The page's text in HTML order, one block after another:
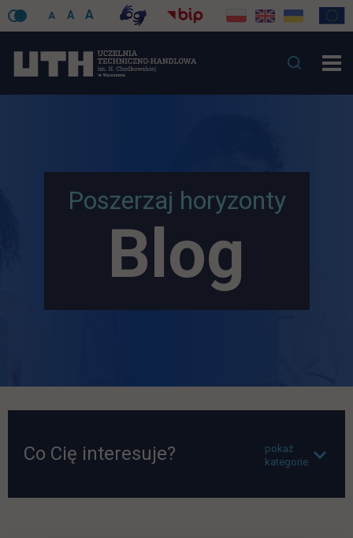
A A A
Poszerzaj horyzonty
Blog
Co Cię interesuje?
pokaż
kategorie